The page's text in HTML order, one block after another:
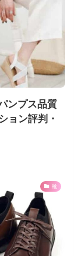
ンプス品質
ョン評判・
靴